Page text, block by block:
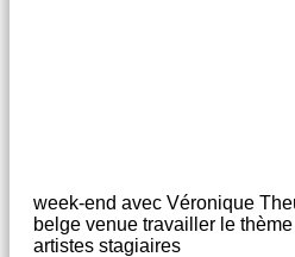
week-end avec Véronique
belge venue travailler le
artistes stagiaires